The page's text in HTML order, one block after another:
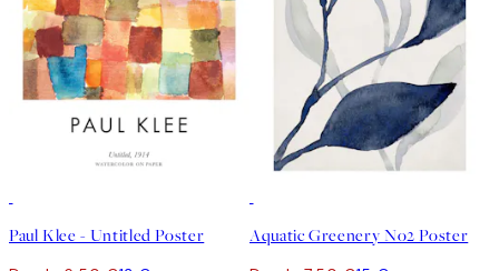
Paul Klee - Untitled Poster Aquatic Greenery No2 Poster